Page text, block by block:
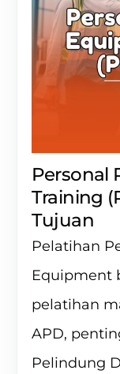
Personal
Training
Tujuan
Pelatihan
Equipment
pelatihan
APD,
Pelindung